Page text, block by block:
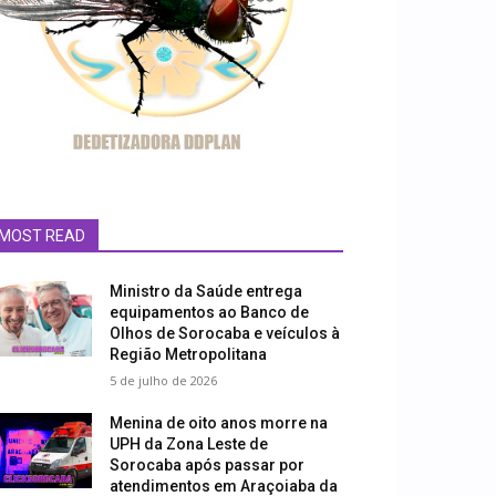
READ
Ministro da Saúde entrega
equipamentos ao Banco de
Olhos de Sorocaba e veículos à
Região Metropolitana
5 de julho de 2026
Menina de oito anos morre na
UPH da Zona Leste de
Sorocaba após passar por
atendimentos em Araçoiaba da